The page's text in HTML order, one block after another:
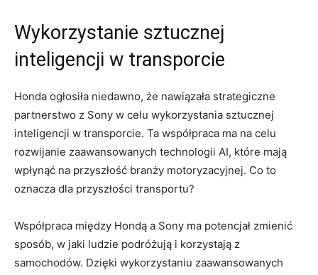
Wykorzystanie ​sztucznej
inteligencji w transporcie
Honda ogłosiła niedawno, że nawiązała strategiczne
partnerstwo z Sony w ⁤celu wykorzystania sztucznej
inteligencji w transporcie. ⁢Ta współpraca ‌ma na celu
⁢rozwijanie ‌zaawansowanych technologii AI, które mają
wpłynąć na przyszłość branży motoryzacyjnej. Co⁢ to
oznacza dla‍ przyszłości transportu?
Współpraca między ‌Hondą a ‌Sony ma‍ potencjał zmienić
sposób, ​w jaki ludzie podróżują⁤ i korzystają z
samochodów.⁤ Dzięki wykorzystaniu zaawansowanych